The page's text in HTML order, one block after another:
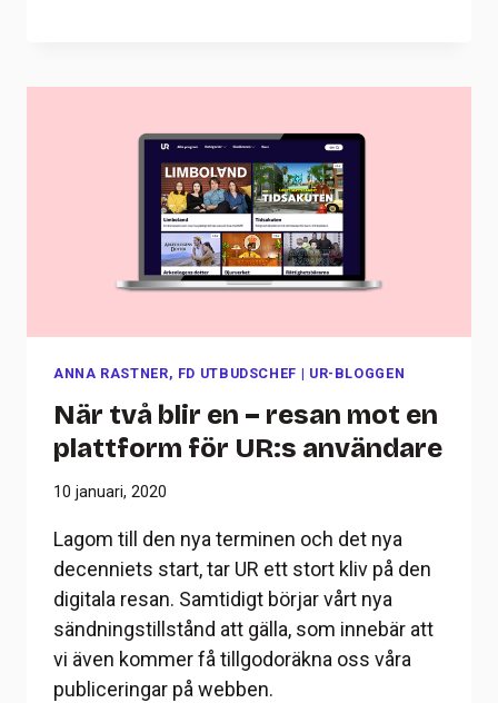
ANNA RASTNER, FD UTBUDSCHEF | UR-BLOGGEN
När två blir en – resan mot en
plattform för UR:s användare
10 januari, 2020
Lagom till den nya terminen och det nya
decenniets start, tar UR ett stort kliv på den
digitala resan. Samtidigt börjar vårt nya
sändningstillstånd att gälla, som innebär att
vi även kommer få tillgodoräkna oss våra
publiceringar på webben.